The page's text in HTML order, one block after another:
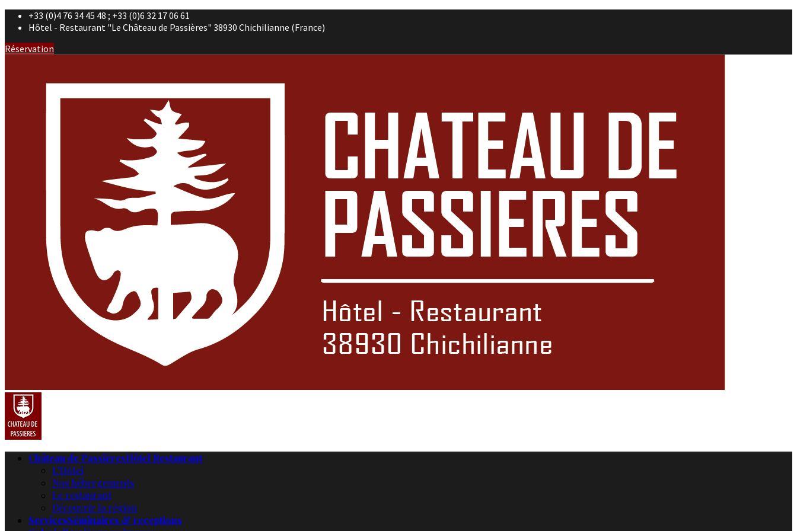
+33 (0)4 76 34 45 48 ; +33 (0)6 32 17 06 61
Hôtel - Restaurant "Le Château de Passières" 38930 Chichilianne (France)
Réservation
Château de PassièresHôtel Restaurant
L’Hôtel
Nos hébergements
Le restaurant
Découvrir la région
ServicesSéminaires & receptions